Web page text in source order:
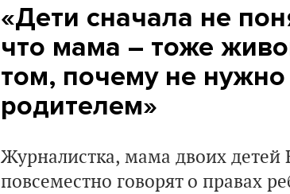
«Дети сначала не
что мама – тоже
том, почему не
родителем»
Журналистка, мама двоих
повсеместно говорят о правах